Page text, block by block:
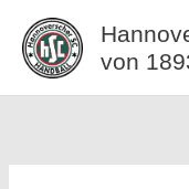
Inhalt
springen
von